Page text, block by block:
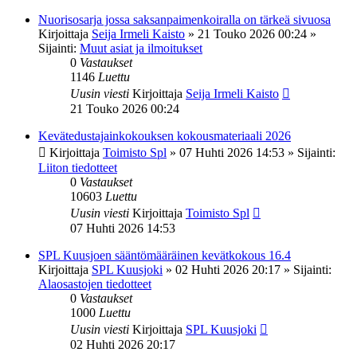
Nuorisosarja jossa saksanpaimenkoiralla on tärkeä sivuosa
Kirjoittaja Seija Irmeli Kaisto » 21 Touko 2026 00:24 »
Sijainti: Muut asiat ja ilmoitukset
0 Vastaukset
1146 Luettu
Uusin viesti Kirjoittaja Seija Irmeli Kaisto
21 Touko 2026 00:24
Kevätedustajainkokouksen kokousmateriaali 2026
Kirjoittaja Toimisto Spl » 07 Huhti 2026 14:53 » Sijainti:
Liiton tiedotteet
0 Vastaukset
10603 Luettu
Uusin viesti Kirjoittaja Toimisto Spl
07 Huhti 2026 14:53
SPL Kuusjoen sääntömääräinen kevätkokous 16.4
Kirjoittaja SPL Kuusjoki » 02 Huhti 2026 20:17 » Sijainti:
Alaosastojen tiedotteet
0 Vastaukset
1000 Luettu
Uusin viesti Kirjoittaja SPL Kuusjoki
02 Huhti 2026 20:17